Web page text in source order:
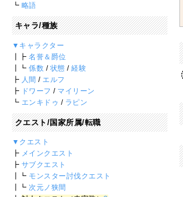
┗ 略語
キャラ/種族
▼キャラクター
┃┣名誉＆爵位
┃┗係数 / 状態 /経験
┣ 人間 / エルフ
┣ ドワーフ / マイリーン
┗ エンキドゥ / ラピン
クエスト/国家所属/転職
▼クエスト
┣ メインクエスト
┣ サブクエスト
┃┗ モンスター討伐クエスト
┃┗ 次元ノ狭間